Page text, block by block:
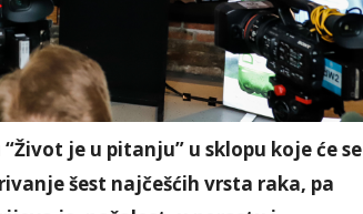
je u pitanju” u sklopu koje će se
šest najčešćih vrsta raka, pa